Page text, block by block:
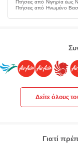
Πτήσεις από Νιγηρία
Πτήσεις από Ηνωμένο
Δείτε όλους
Γιατί